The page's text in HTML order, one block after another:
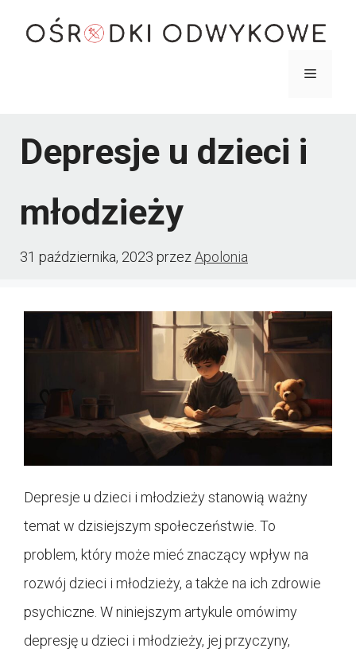
Menu
Depresje u dzieci i
młodzieży
31 października, 2023 przez Apolonia
Depresje u dzieci i młodzieży stanowią ważny
temat w dzisiejszym społeczeństwie. To
problem, który może mieć znaczący wpływ na
rozwój dzieci i młodzieży, a także na ich zdrowie
psychiczne. W niniejszym artykule omówimy
depresję u dzieci i młodzieży, jej przyczyny,